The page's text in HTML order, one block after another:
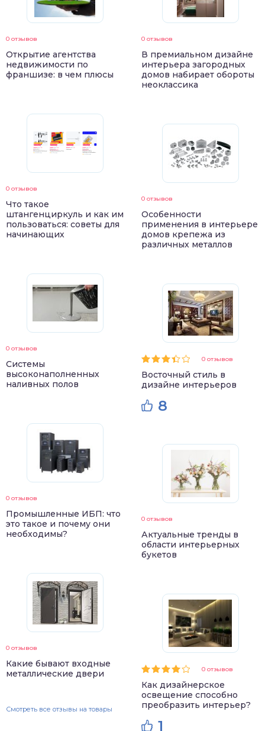
0 отзывов
Открытие агентства
недвижимости по
франшизе: в чем плюсы
0 отзывов
Что такое
штангенциркуль и как им
пользоваться: советы для
начинающих
0 отзывов
Системы
высоконаполненных
наливных полов
0 отзывов
Промышленные ИБП: что
это такое и почему они
необходимы?
0 отзывов
Какие бывают входные
металлические двери
Смотреть все отзывы на товары
0 отзывов
В премиальном дизайне
интерьера загородных
домов набирает обороты
неоклассика
0 отзывов
Особенности
применения в интерьере
домов крепежа из
различных металлов
0 отзывов
Восточный стиль в
дизайне интерьеров
8
0 отзывов
Актуальные тренды в
области интерьерных
букетов
0 отзывов
Как дизайнерское
освещение способно
преобразить интерьер?
1